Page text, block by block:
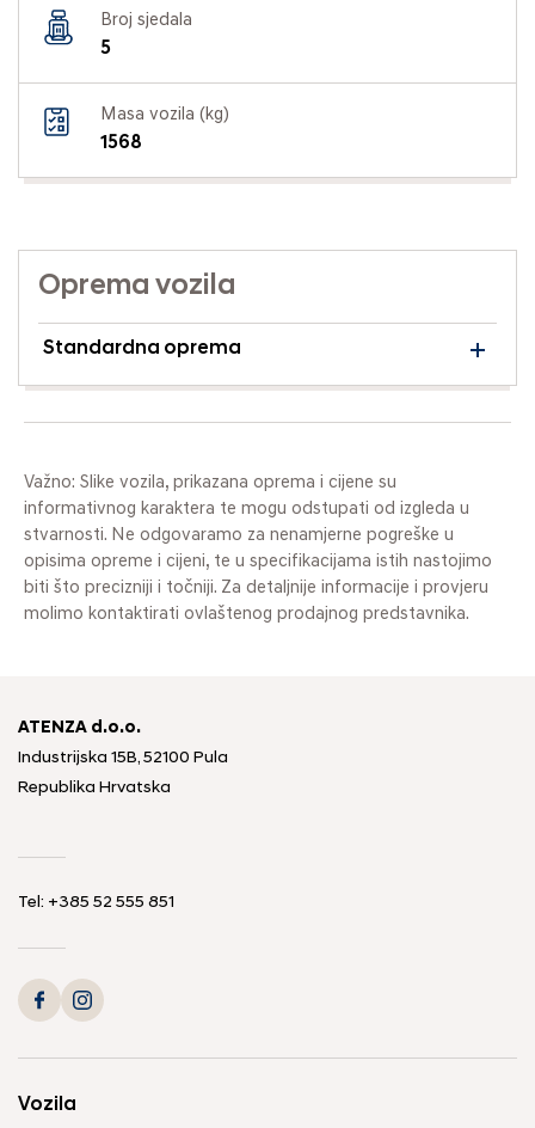
Broj sjedala
5
Masa vozila (kg)
1568
Oprema vozila
Standardna oprema
Važno: Slike vozila, prikazana oprema i cijene su
informativnog karaktera te mogu odstupati od izgleda u
stvarnosti. Ne odgovaramo za nenamjerne pogreške u
opisima opreme i cijeni, te u specifikacijama istih nastojimo
biti što precizniji i točniji. Za detaljnije informacije i provjeru
molimo kontaktirati ovlaštenog prodajnog predstavnika.
ATENZA d.o.o.
Industrijska 15B, 52100 Pula
Republika Hrvatska
Tel: +385 52 555 851
Vozila